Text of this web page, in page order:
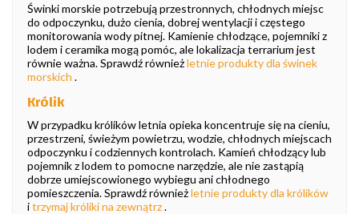
Świnki morskie potrzebują przestronnych, chłodnych miejsc
do odpoczynku, dużo cienia, dobrej wentylacji i częstego
monitorowania wody pitnej. Kamienie chłodzące, pojemniki z
lodem i ceramika mogą pomóc, ale lokalizacja terrarium jest
równie ważna. Sprawdź równieżletnie produkty dla świnek
morskich .
Królik
W przypadku królików letnia opieka koncentruje się na cieniu,
przestrzeni, świeżym powietrzu, wodzie, chłodnych miejscach
odpoczynku i codziennych kontrolach. Kamień chłodzący lub
pojemnik z lodem to pomocne narzędzie, ale nie zastąpią
dobrze umiejscowionego wybiegu ani chłodnego
pomieszczenia. Sprawdź równieżletnie produkty dla królików
itrzymaj króliki na zewnątrz.